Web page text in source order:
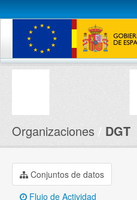
Conjuntos de datos
Organizaciones DGT
Conjuntos de datos
Flujo de Actividad